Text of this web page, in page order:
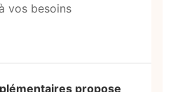
vos besoins
propose